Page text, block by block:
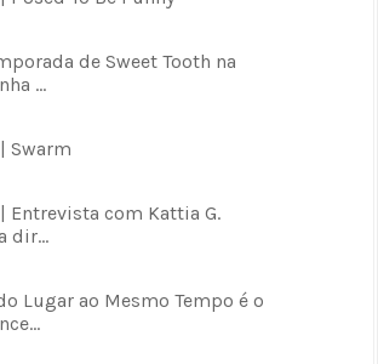
de Sweet Tooth na
...
Swarm
Entrevista com Kattia G.
dir...
Lugar ao Mesmo Tempo é o